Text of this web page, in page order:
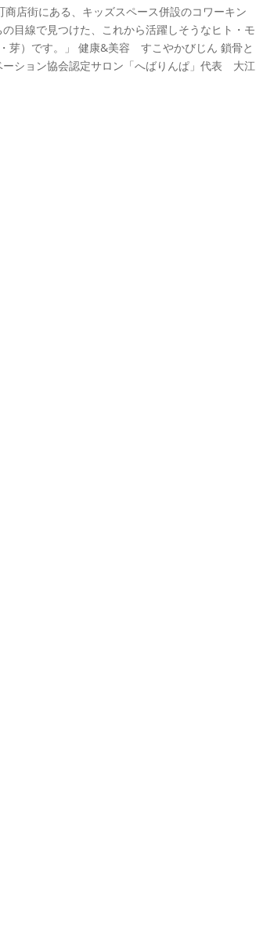
店街にある、キッズスペース併設のコワーキン
目線で見つけた、これから活躍しそうなヒト・モ
芽）です。」 健康&美容 すこやかびじん 鎖骨と
ション協会認定サロン「へばりんぱ」代表 大江